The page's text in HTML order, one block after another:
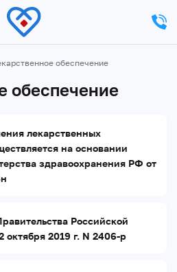
обеспечение
обеспечение
лекарственных
на основании
здравоохранения РФ от
Российской
октября 2019 г. N 2406-р